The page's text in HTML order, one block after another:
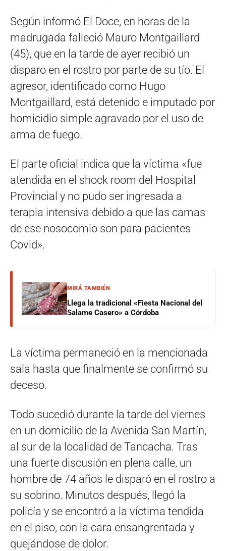
Según informó El Doce, en horas de la
madrugada falleció Mauro Montgaillard
(45), que en la tarde de ayer recibió un
disparo en el rostro por parte de su tío. El
agresor, identificado como Hugo
Montgaillard, está detenido e imputado por
homicidio simple agravado por el uso de
arma de fuego.
El parte oficial indica que la víctima «fue
atendida en el shock room del Hospital
Provincial y no pudo ser ingresada a
terapia intensiva debido a que las camas
de ese nosocomio son para pacientes
Covid».
MIRÁ TAMBIÉN
Llega la tradicional «Fiesta Nacional del
Salame Casero» a Córdoba
La víctima permaneció en la mencionada
sala hasta que finalmente se confirmó su
deceso.
Todo sucedió durante la tarde del viernes
en un domicilio de la Avenida San Martín,
al sur de la localidad de Tancacha. Tras
una fuerte discusión en plena calle, un
hombre de 74 años le disparó en el rostro a
su sobrino. Minutos después, llegó la
policía y se encontró a la víctima tendida
en el piso, con la cara ensangrentada y
quejándose de dolor.